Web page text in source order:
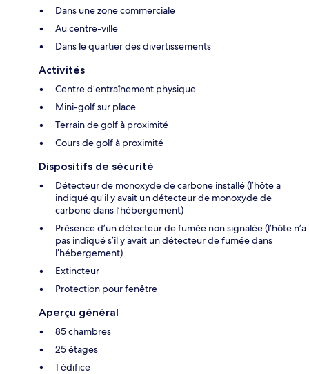
Dans une zone commerciale
Au centre-ville
Dans le quartier des divertissements
Activités
Centre d’entraînement physique
Mini-golf sur place
Terrain de golf à proximité
Cours de golf à proximité
Dispositifs de sécurité
Détecteur de monoxyde de carbone installé (l’hôte a
indiqué qu’il y avait un détecteur de monoxyde de
carbone dans l’hébergement)
Présence d’un détecteur de fumée non signalée (l’hôte n’a
pas indiqué s’il y avait un détecteur de fumée dans
l’hébergement)
Extincteur
Protection pour fenêtre
Aperçu général
85 chambres
25 étages
1 édifice